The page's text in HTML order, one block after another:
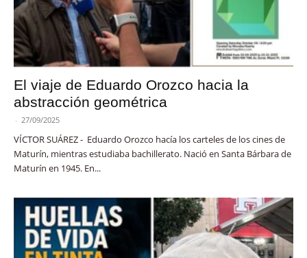
El viaje de Eduardo Orozco hacia la
abstracción geométrica
- 27/09/2025
VÍCTOR SUÁREZ - Eduardo Orozco hacía los carteles de los cines de
Maturín, mientras estudiaba bachillerato. Nació en Santa Bárbara de
Maturín en 1945. En...